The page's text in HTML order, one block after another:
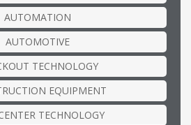
AUTOMATION
AUTOMOTIVE
TECHNOLOGY
EQUIPMENT
TECHNOLOGY